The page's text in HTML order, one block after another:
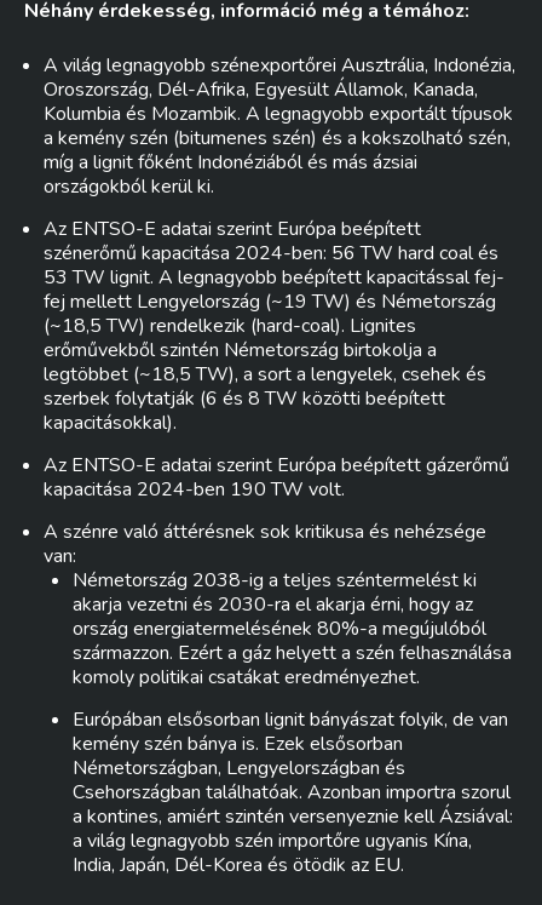
Néhány érdekesség, információ még a témához:
A világ legnagyobb szénexportőrei Ausztrália, Indonézia,
Oroszország, Dél-Afrika, Egyesült Államok, Kanada,
Kolumbia és Mozambik. A legnagyobb exportált típusok
a kemény szén (bitumenes szén) és a kokszolható szén,
míg a lignit főként Indonéziából és más ázsiai
országokból kerül ki.
Az ENTSO-E adatai szerint Európa beépített
szénerőmű kapacitása 2024-ben: 56 TW hard coal és
53 TW lignit. A legnagyobb beépített kapacitással fej-
fej mellett Lengyelország (~19 TW) és Németország
(~18,5 TW) rendelkezik (hard-coal). Lignites
erőművekből szintén Németország birtokolja a
legtöbbet (~18,5 TW), a sort a lengyelek, csehek és
szerbek folytatják (6 és 8 TW közötti beépített
kapacitásokkal).
Az ENTSO-E adatai szerint Európa beépített gázerőmű
kapacitása 2024-ben 190 TW volt.
A szénre való áttérésnek sok kritikusa és nehézsége
van:
Németország 2038-ig a teljes széntermelést ki
akarja vezetni és 2030-ra el akarja érni, hogy az
ország energiatermelésének 80%-a megújulóból
származzon. Ezért a gáz helyett a szén felhasználása
komoly politikai csatákat eredményezhet.
Európában elsősorban lignit bányászat folyik, de van
kemény szén bánya is. Ezek elsősorban
Németországban, Lengyelországban és
Csehországban találhatóak. Azonban importra szorul
a kontines, amiért szintén versenyeznie kell Ázsiával:
a világ legnagyobb szén importőre ugyanis Kína,
India, Japán, Dél-Korea és ötödik az EU.